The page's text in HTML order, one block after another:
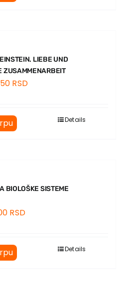
LIEBE UND
ZUSAMMENARBEIT
RSD
Details
BIOLOŠKE SISTEME
RSD
Details